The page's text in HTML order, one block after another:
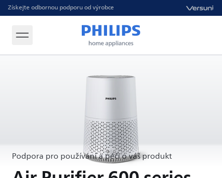
Získejte odbornou podporu od výrobce
Podpora pro používání a péči o váš produkt